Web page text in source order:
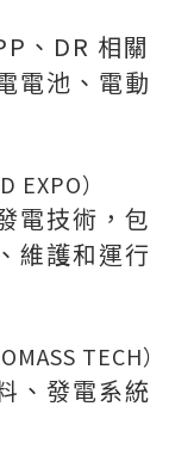
、DR 相關
電池、電動
EXPO）
電技術，包
維護和運行
TECH）
、發電系統